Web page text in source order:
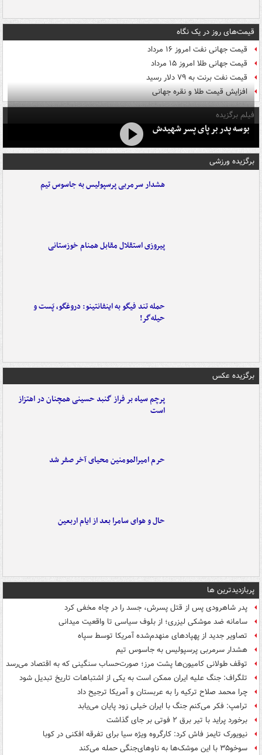
قیمت‌های روز در یک نگاه
قیمت جهانی نفت امروز ۱۶ مرداد
قیمت جهانی طلا امروز ۱۵ مرداد
قیمت نفت برنت به ۷۹ دلار رسید
افزایش قیمت طلا و نقره جهانی
فیلم برگزیده
بوسه‌ پدر بر پای پسر شهیدش
برگزیده ورزشی
هشدار سرمربی پرسپولیس به جاسوس تیم
پیروزی استقلال مقابل همنام خوزستانی
حمله تند فیگو به اینفانتینو: دروغگو، پَست‌ و
حیله‌گر!
برگزیده عکس
پرچم سیاه بر فراز گنبد حسینی همچنان در اهتزاز
است
حرم امیرالمومنین محیای آخر صفر شد
حال و هوای سامرا بعد از ایام اربعین
پربازدیدترین ها
پدر شاهرودی پس از قتل پسرش، جسد را در چاه مخفی کرد
سامانه ضد موشکی لیزری؛ از بلوف سیاسی تا واقعیت میدانی
تصاویر جدید از پهپادهای منهدم‌شده آمریکا توسط سپاه
هشدار سرمربی پرسپولیس به جاسوس تیم
توقف طولانی کامیون‌ها پشت مرز؛ صورت‌حساب سنگینی که به اقتصاد می‌رسد
تلگراف: جنگ علیه ایران ممکن است به یکی از اشتباهات تاریخ تبدیل شود
چرا محمد صلاح ترکیه را به عربستان و آمریکا ترجیح داد
ترامپ: فکر می‌کنم جنگ با ایران خیلی زود پایان می‌یابد
برخورد پراید با تیر برق ۲ فوتی بر جای گذاشت
نیویورک تایمز فاش کرد: کارگروه ویژه سیا برای تفرقه افکنی در کوبا
سوخو۳۵ با این موشک‌ها به ناوهای‌جنگی حمله می‌کند